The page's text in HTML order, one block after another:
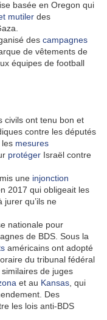
basée en Oregon qui
mutiler des
des campagnes
de vêtements de
équipes de football
civils ont tenu bon et
contre les députés
les mesures
protéger Israël contre
une injonction
2017 qui obligeait les
jurer qu’ils ne
nationale pour
de BDS. Sous la
américains ont adopté
du tribunal fédéral
de juges
et au Kansas , qui
Des
les lois anti-BDS